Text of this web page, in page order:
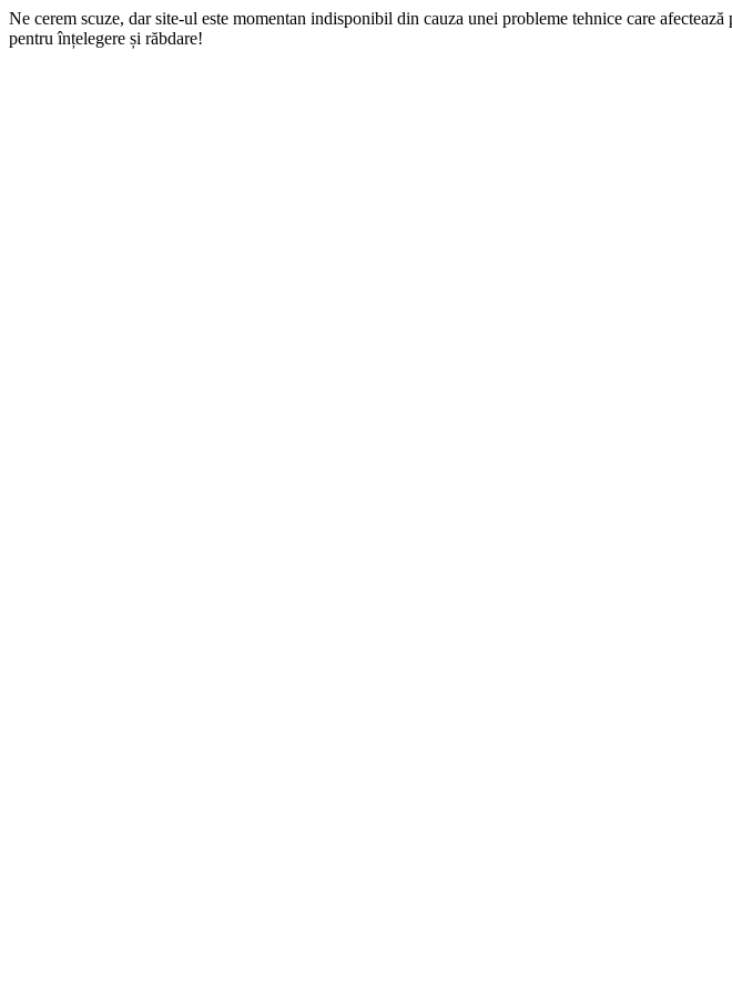
Ne cerem scuze, dar site-ul este momentan indisponibil din cauza unei probleme tehnice care
pentru înțelegere și răbdare!